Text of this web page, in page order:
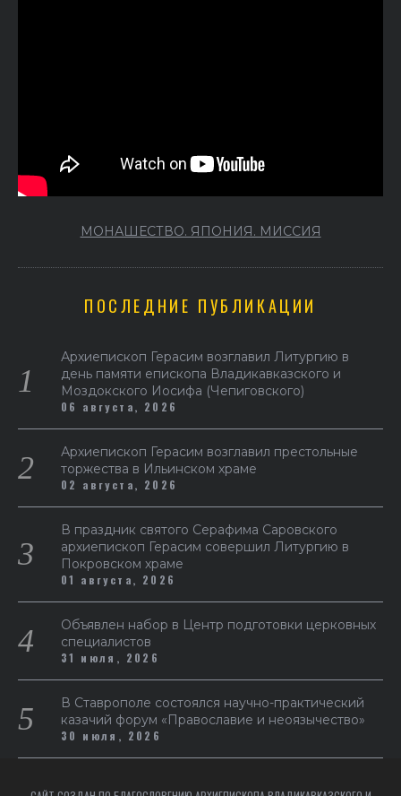
МОНАШЕСТВО. ЯПОНИЯ. МИССИЯ
ПОСЛЕДНИЕ ПУБЛИКАЦИИ
Архиепископ Герасим возглавил Литургию в
день памяти епископа Владикавказского и
Моздокского Иосифа (Чепиговского)
06 августа, 2026
Архиепископ Герасим возглавил престольные
торжества в Ильинском храме
02 августа, 2026
В праздник святого Серафима Саровского
архиепископ Герасим совершил Литургию в
Покровском храме
01 августа, 2026
Объявлен набор в Центр подготовки церковных
специалистов
31 июля, 2026
В Ставрополе состоялся научно-практический
казачий форум «Православие и неоязычество»
30 июля, 2026